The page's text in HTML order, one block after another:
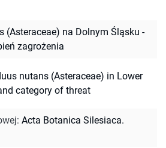
(Asteraceae) na Dolnym Śląsku -
zagrożenia
nutans (Asteraceae) in Lower
category of threat
: Acta Botanica Silesiaca.